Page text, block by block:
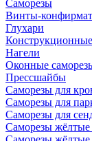
Саморезы
Винты-
Глухари
Нагели
Оконные
Прессшайбы
Саморезы для
Саморезы для
Саморезы для
Саморезы жёлтые